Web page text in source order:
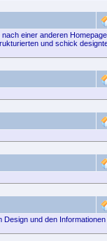
einer anderen
und schick
und den